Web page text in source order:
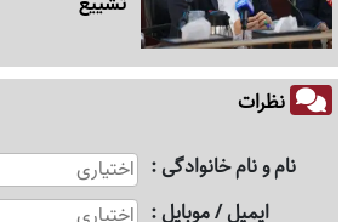
نظرات
نام و نام خانوادگی
ایمیل / موبایل